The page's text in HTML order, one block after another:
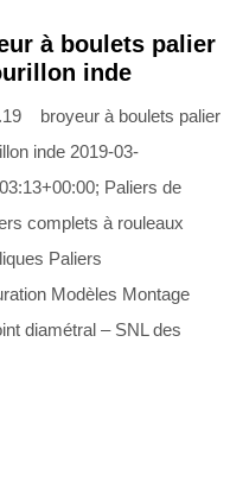
à boulets palier
inde
broyeur à boulets palier
inde 2019-03-
Paliers de
complets à rouleaux
Paliers
Modèles Montage
diamétral – SNL des